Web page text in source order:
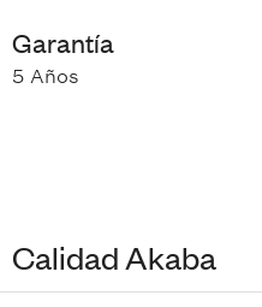
Garantía
5 Años
Calidad Akaba